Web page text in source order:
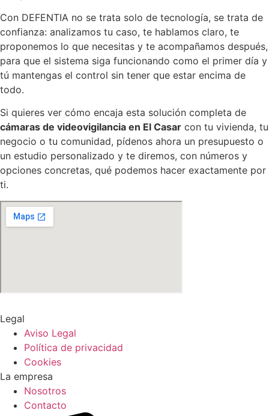
Con DEFENTIA no se trata solo de tecnología, se trata de
confianza: analizamos tu caso, te hablamos claro, te
proponemos lo que necesitas y te acompañamos después,
para que el sistema siga funcionando como el primer día y
tú mantengas el control sin tener que estar encima de
todo.
Si quieres ver cómo encaja esta solución completa de
cámaras de videovigilancia en El Casar con tu vivienda, tu
negocio o tu comunidad, pídenos ahora un presupuesto o
un estudio personalizado y te diremos, con números y
opciones concretas, qué podemos hacer exactamente por
ti.
Legal
Aviso Legal
Política de privacidad
Cookies
La empresa
Nosotros
Contacto